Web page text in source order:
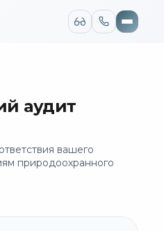
Montserrat
1 1.5
2
аудит
вашего
природоохранного